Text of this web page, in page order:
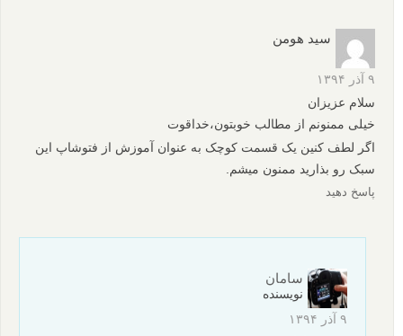
سید هومن
۹ آذر ۱۳۹۴
سلام عزیزان
خیلی ممنونم از مطالب خوبتون،خداقوت
اگر لطف کنین یک قسمت کوچک به عنوان آموزش از فتوشاپ این
سبک رو بذارید ممنون میشم.
پاسخ دهید
سامان
نویسنده
۹ آذر ۱۳۹۴